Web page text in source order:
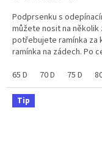
Podprsenku s
můžete nosit na
potřebujete ramínka za
ramínka na zádech. Po
65 D
70 D 75 D
Tip